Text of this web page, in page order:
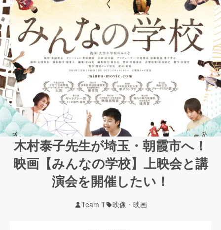
木村泰子先生が埼玉・朝霞市へ！
映画【みんなの学校】上映会と講
演会を開催したい！
Team T 映像・映画